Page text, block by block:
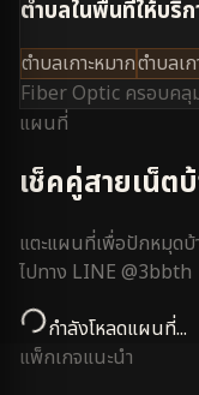
ตำบลในพื้นที่ให้บริก
ตำบลเกาะหมากตำบลเ
Fiber Optic ครอบคลุ
แผนที่
เช็คคู่สายเน็ต
แตะแผนที่เพื่อปักหมุด
ไปทาง LINE @3bbth
กำลังโหลดแผนที่...
แพ็กเกจแนะนำ